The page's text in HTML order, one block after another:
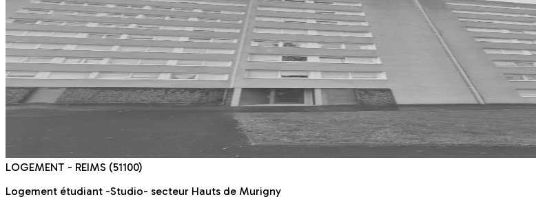
LOGEMENT - REIMS (51100)
Logement étudiant -Studio- secteur Hauts de Murigny